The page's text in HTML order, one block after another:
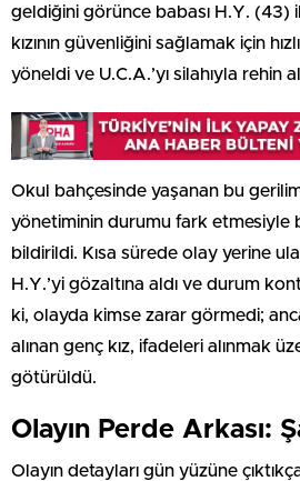
geldiğini görünce babası H.Y. (43)
kızının güvenliğini sağlamak için
yöneldi ve U.C.A.’yı silahıyla rehin
Okul bahçesinde yaşanan bu
yönetiminin durumu fark etmesiyle
bildirildi. Kısa sürede olay yerine
H.Y.’yi gözaltına aldı ve durum
ki, olayda kimse zarar görmedi;
alınan genç kız, ifadeleri alınmak
götürüldü.
Olayın Perde Arkası:
Olayın detayları gün yüzüne